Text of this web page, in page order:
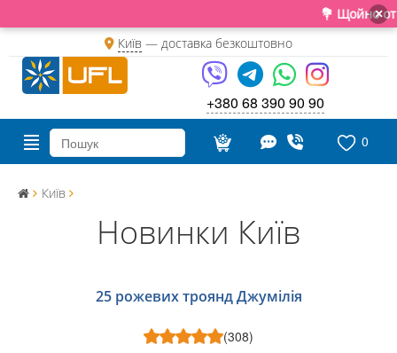
💐 Щойно ×
Київ — доставка безкоштовно
+380 68 390 90 90
0
Київ
Новинки Київ
25 рожевих троянд Джумілія
(308)